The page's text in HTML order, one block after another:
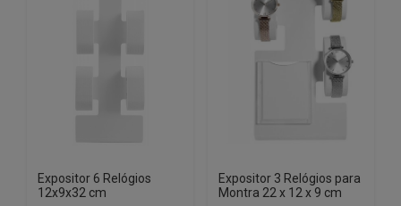
Expositor 6 Relógios
12x9x32 cm
Expositor 3 Relógios para
Montra 22 x 12 x 9 cm